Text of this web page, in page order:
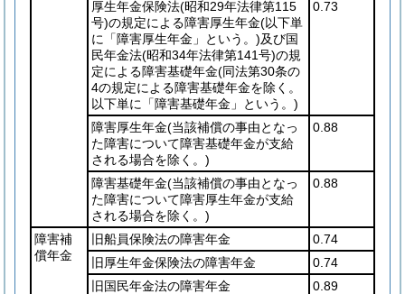
厚生年金保険法(昭和29年法律第115
号)の規定による障害厚生年金(以下単
に「障害厚生年金」という。)及び国
民年金法(昭和34年法律第141号)の規
定による障害基礎年金(同法第30条の
4の規定による障害基礎年金を除く。
以下単に「障害基礎年金」という。)
0.73
障害厚生年金(当該補償の事由となっ
た障害について障害基礎年金が支給
される場合を除く。)
0.88
障害基礎年金(当該補償の事由となっ
た障害について障害厚生年金が支給
される場合を除く。)
0.88
障害補
償年金
旧船員保険法の障害年金
0.74
旧厚生年金保険法の障害年金
0.74
旧国民年金法の障害年金
0.89